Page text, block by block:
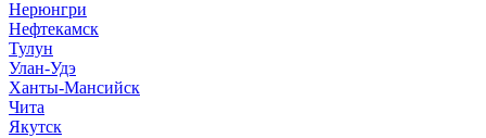
Нерюнгри
Нефтекамск
Тулун
Улан-Удэ
Ханты-Мансийск
Чита
Якутск